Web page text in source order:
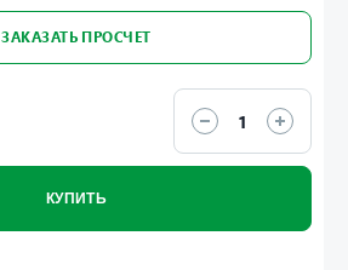
ЗАКАЗАТЬ ПРОСЧЕТ
КУПИТЬ